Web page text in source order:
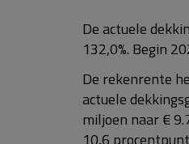
De actuele
132,0%. Begin
De rekenrente
actuele
miljoen naar €
10,6